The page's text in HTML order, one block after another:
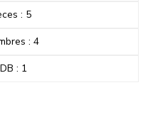
: 5
: 4
: 1